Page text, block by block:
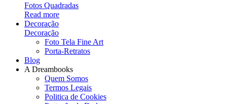
Fotos Quadradas
Read more
Decoração
Decoração
Foto Tela Fine Art
Porta-Retratos
Blog
A Dreambooks
Quem Somos
Termos Legais
Politica de Cookies